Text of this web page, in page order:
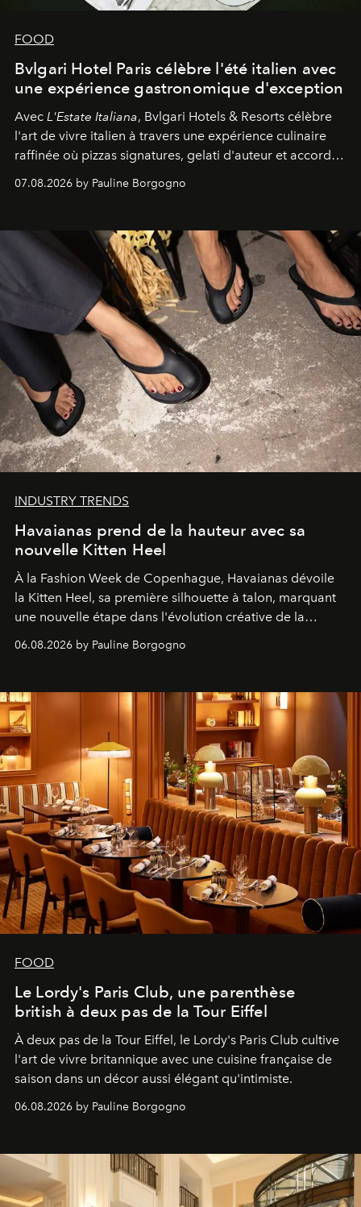
FOOD
Bvlgari Hotel Paris célèbre l'été italien avec
une expérience gastronomique d'exception
Avec L'Estate Italiana, Bvlgari Hotels & Resorts célèbre
l'art de vivre italien à travers une expérience culinaire
raffinée où pizzas signatures, gelati d'auteur et accords
07.08.2026 by Pauline Borgogno
INDUSTRY TRENDS
Havaianas prend de la hauteur avec sa
nouvelle Kitten Heel
À la Fashion Week de Copenhague, Havaianas dévoile
la Kitten Heel, sa première silhouette à talon, marquant
une nouvelle étape dans l'évolution créative de la
06.08.2026 by Pauline Borgogno
FOOD
Le Lordy's Paris Club, une parenthèse
british à deux pas de la Tour Eiffel
À deux pas de la Tour Eiffel, le Lordy's Paris Club cultive
l'art de vivre britannique avec une cuisine française de
saison dans un décor aussi élégant qu'intimiste.
06.08.2026 by Pauline Borgogno